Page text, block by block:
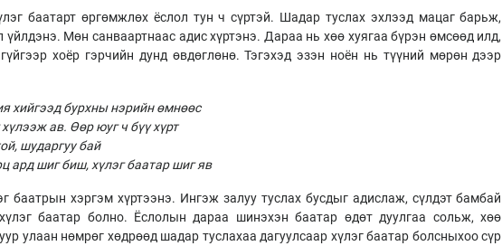
баатарт өргөмжлөх ёслол тун ч сүртэй. Шадар туслах эхлээд мацаг барьж,
үйлдэнэ. Мөн санваартнаас адис хүртэнэ. Дараа нь хөө хуягаа бүрэн өмсөөд илд,
хоёр гэрчийн дунд өвдөглөнө. Тэгэхэд эзэн ноён нь түүний мөрөн дээр
хийгээд бурхны нэрийн өмнөөс
ав. Өөр юуг ч бүү хүрт
шударгуу бай
ард шиг биш,хүлэг баатар шиг яв
баатрын хэргэм хүртээнэ. Ингэж залуу туслах бусдыг адислаж, сүлдэт бамбай
баатар болно. Ёслолын дараа шинэхэн баатар өдөт дуулгаа сольж, хөө
улаан нөмрөг хөдрөөд шадар туслахаа дагуулсаар хүлэг баатар болсныхоо сүр